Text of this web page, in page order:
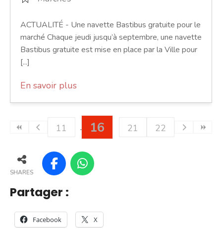
ACTUALITÉ - Une navette Bastibus gratuite pour le
marché Chaque jeudi jusqu’à septembre, une navette
Bastibus gratuite est mise en place par la Ville pour
[...]
En savoir plus
11 16 21 22
SHARES
Partager :
Facebook X